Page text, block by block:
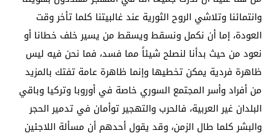
وانتمائنا وتلاشي الروح الثورية عند غالبيتنا كلما تأخر وقت
العودة، إما أن نكمل ونسقط ويسقط من يسير خلف خطانا أو
نعود من حيث بدأنا لنصلح شيئاً مما فسد، فما نحن فيه ليس
ظاهرة فردية يمكن تخطيها وإنما ظاهرة عامة تفتك بالمزيد
من أفراد وأسر المجتمع السوري خاصة في أوروبا وتركيا وباقي
البلدان غير العربية، فالحرب والتهجير توأمان في تدمير الحجر
والبشر كلما طال الزمن، وقد يقول أحدهم أن مسألة اللاجئين